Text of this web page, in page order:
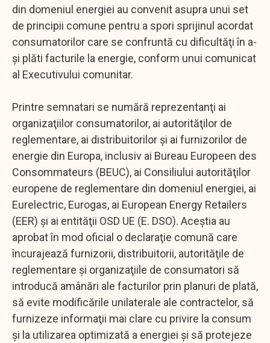
din domeniul energiei au convenit asupra unui set
de principii comune pentru a spori sprijinul acordat
consumatorilor care se confruntă cu dificultăţi în a-
şi plăti facturile la energie, conform unui comunicat
al Executivului comunitar.
Printre semnatari se numără reprezentanţi ai
organizaţiilor consumatorilor, ai autorităţilor de
reglementare, ai distribuitorilor şi ai furnizorilor de
energie din Europa, inclusiv ai Bureau Europeen des
Consommateurs (BEUC), ai Consiliului autorităţilor
europene de reglementare din domeniul energiei, ai
Eurelectric, Eurogas, ai European Energy Retailers
(EER) şi ai entităţii OSD UE (E. DSO). Aceştia au
aprobat în mod oficial o declaraţie comună care
încurajează furnizorii, distribuitorii, autorităţile de
reglementare şi organizaţiile de consumatori să
introducă amânări ale facturilor prin planuri de plată,
să evite modificările unilaterale ale contractelor, să
furnizeze informaţii mai clare cu privire la consum
şi la utilizarea optimizată a energiei şi să protejeze